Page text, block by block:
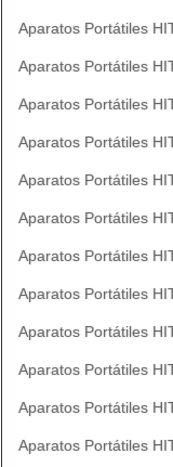
Aparatos Portátiles
Aparatos Portátiles
Aparatos Portátiles
Aparatos Portátiles
Aparatos Portátiles
Aparatos Portátiles
Aparatos Portátiles
Aparatos Portátiles
Aparatos Portátiles
Aparatos Portátiles
Aparatos Portátiles
Aparatos Portátiles